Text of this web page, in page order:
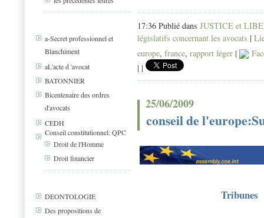
a-Secret professionnel et
Blanchiment
aL'acte d 'avocat
BATONNIER
Bicentenaire des ordres
d'avocats
CEDH
Conseil constitutionnel: QPC
Droit de l'Homme
Droit financier
DEONTOLOGIE
Des propositions de
17:36 Publié dans JUSTICE et
législatifs concernant les avocats |
europe, france, rapport léger |
| |
25/06/2009
conseil de
Tribunes